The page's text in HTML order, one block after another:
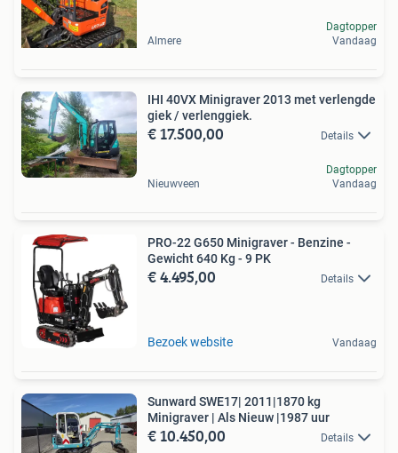
Almere
Dagtopper
Vandaag
IHI 40VX Minigraver 2013 met verlengde
giek / verlenggiek.
€ 17.500,00 Details
Nieuwveen
Dagtopper
Vandaag
PRO-22 G650 Minigraver - Benzine -
Gewicht 640 Kg - 9 PK
€ 4.495,00 Details
Bezoek website Vandaag
Sunward SWE17| 2011|1870 kg
Minigraver | Als Nieuw |1987 uur
€ 10.450,00 Details